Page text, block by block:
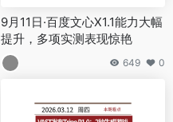
9月11日·百度文心X1.1能力大幅
提升，多项实测表现惊艳
649 0